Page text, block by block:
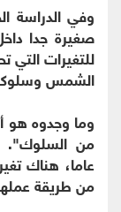
وفي الدراسة
صغيرة جدا
للتغيرات التي
الشمس
وما وجدوه هو
عاما، هناك
من طريقة